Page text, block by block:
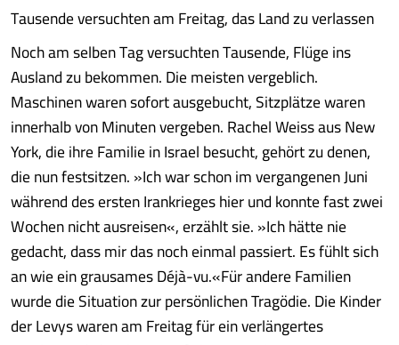
Tausende versuchten am Freitag, das Land zu verlassen
Noch am selben Tag versuchten Tausende, Flüge ins
Ausland zu bekommen. Die meisten vergeblich.
Maschinen waren sofort ausgebucht, Sitzplätze waren
innerhalb von Minuten vergeben. Rachel Weiss aus New
York, die ihre Familie in Israel besucht, gehört zu denen,
die nun festsitzen. »Ich war schon im vergangenen Juni
während des ersten Irankrieges hier und konnte fast zwei
Wochen nicht ausreisen«, erzählt sie. »Ich hätte nie
gedacht, dass mir das noch einmal passiert. Es fühlt sich
an wie ein grausames Déjà-vu.«Für andere Familien
wurde die Situation zur persönlichen Tragödie. Die Kinder
der Levys waren am Freitag für ein verlängertes